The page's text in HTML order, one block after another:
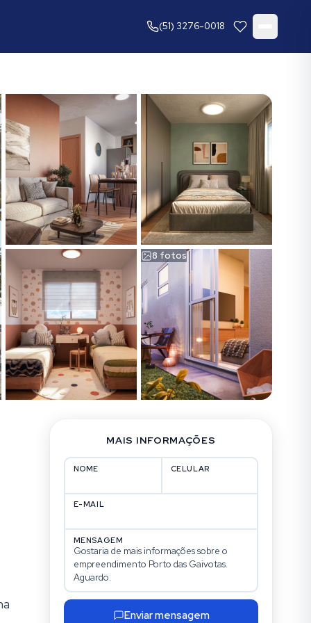
(51) 3276-0018
8 fotos
MAIS INFORMAÇÕES
NOME CELULAR
E-MAIL
MENSAGEM
Enviar mensagem